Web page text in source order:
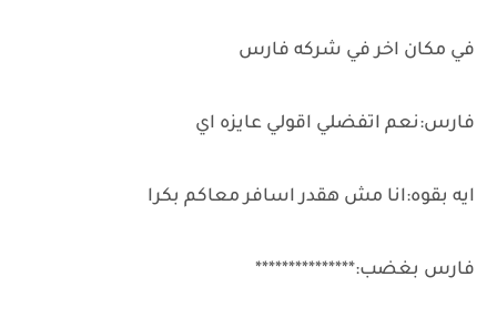
في مكان اخر في شركه فارس
فارس:نعم اتفضلي اقولي عايزه اي
ايه بقوه:انا مش هقدر اسافر معاكم بكرا
فارس بغضب:***************